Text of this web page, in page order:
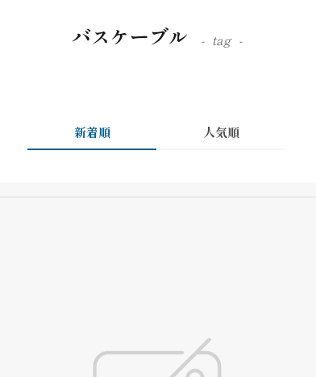
バスケーブル tag
新着順 人気順